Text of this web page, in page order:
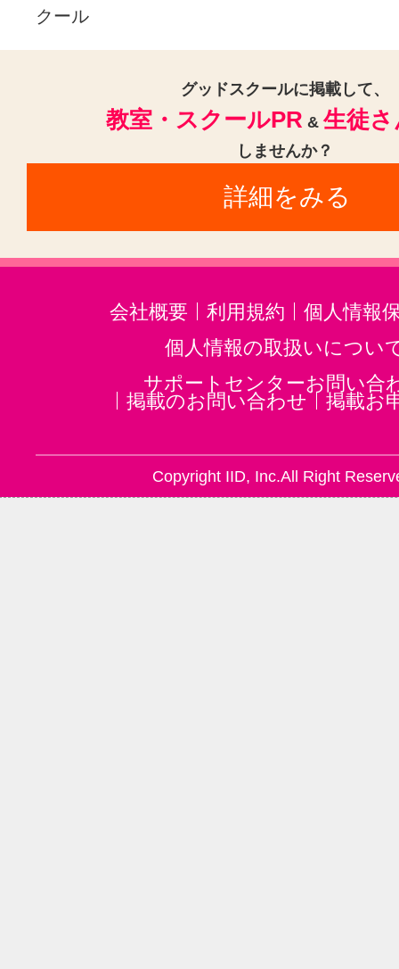
WEB・グラフィックデザイン・
ビジネス・専門スキル関連(2)
CAD・建築・インテリア関連(1)
クール
グッドスクールに掲載して、
教室・スクールPR & 生徒
しませんか？
詳細をみる
会社概要 利用規約
個人情報
個人情報の取扱いについ
サポートセンターお問い合
掲載のお問い合わせ
掲載お
Copyright IID, Inc.All Right